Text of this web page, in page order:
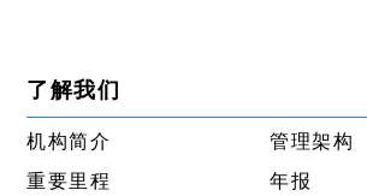
了解我们
机构简介
管理架构
重要里程
年报